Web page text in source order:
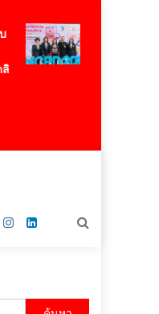
ทองก้อนใหญ่ โฮล
2026 นำนวัตกรร
“NeuroSight” ห
ค้นหา